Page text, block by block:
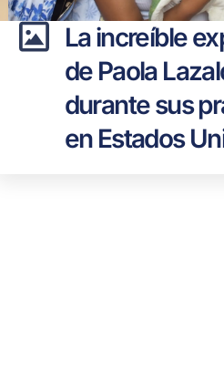
La increíble
de Paola
durante sus
en Estados